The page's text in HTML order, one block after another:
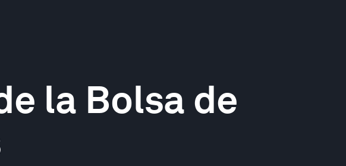
la Bolsa de